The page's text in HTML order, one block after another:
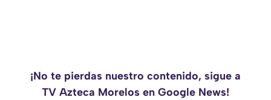
¡No te pierdas nuestro contenido, sigue a
TV Azteca Morelos en Google News!